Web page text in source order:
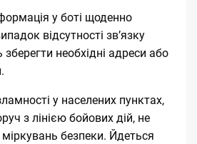
у боті щоденно
відсутності зв’язку
необхідні адреси або
у населених пунктах,
з лінією бойових дій, не
безпеки. Йдеться